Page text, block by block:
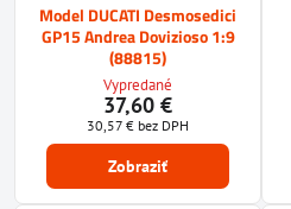
Model DUCATI Desmosedici
GP15 Andrea Dovizioso 1:9
(88815)
Vypredané
37,60 €
30,57 € bez DPH
Zobraziť